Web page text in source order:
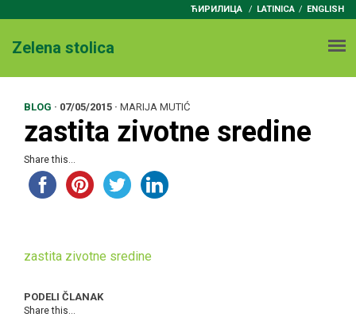
ЋИРИЛИЦА / LATINICA ENGLISH
Zelena stolica
BLOG · 07/05/2015 · MARIJA MUTIĆ
zastita zivotne sredine
Share this...
zastita zivotne sredine
PODELI ČLANAK
Share this...